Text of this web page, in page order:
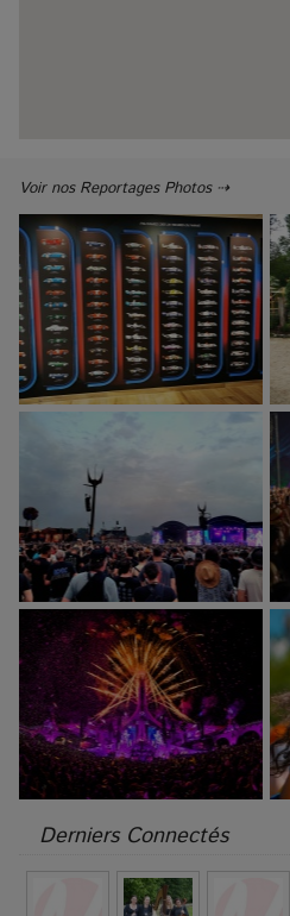
Voir nos Reportages Photos ⇢
Derniers Connectés